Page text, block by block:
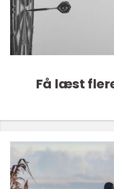
Få læst